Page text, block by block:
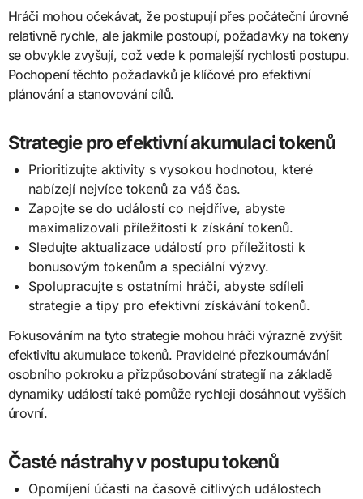
Hráči mohou očekávat, že postupují přes počáteční úrovně
relativně rychle, ale jakmile postoupí, požadavky na tokeny
se obvykle zvyšují, což vede k pomalejší rychlosti postupu.
Pochopení těchto požadavků je klíčové pro efektivní
plánování a stanovování cílů.
Strategie pro efektivní akumulaci tokenů
Prioritizujte aktivity s vysokou hodnotou, které
nabízejí nejvíce tokenů za váš čas.
Zapojte se do událostí co nejdříve, abyste
maximalizovali příležitosti k získání tokenů.
Sledujte aktualizace událostí pro příležitosti k
bonusovým tokenům a speciální výzvy.
Spolupracujte s ostatními hráči, abyste sdíleli
strategie a tipy pro efektivní získávání tokenů.
Fokusováním na tyto strategie mohou hráči výrazně zvýšit
efektivitu akumulace tokenů. Pravidelné přezkoumávání
osobního pokroku a přizpůsobování strategií na základě
dynamiky událostí také pomůže rychleji dosáhnout vyšších
úrovní.
Časté nástrahy v postupu tokenů
Opomíjení účasti na časově citlivých událostech